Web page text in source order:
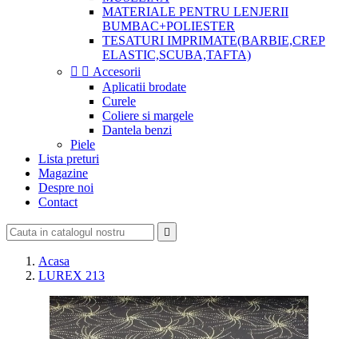
MATERIALE PENTRU LENJERII
BUMBAC+POLIESTER
TESATURI IMPRIMATE(BARBIE,CREP
ELASTIC,SCUBA,TAFTA)
  Accesorii
Aplicatii brodate
Curele
Coliere si margele
Dantela benzi
Piele
Lista preturi
Magazine
Despre noi
Contact

Acasa
LUREX 213